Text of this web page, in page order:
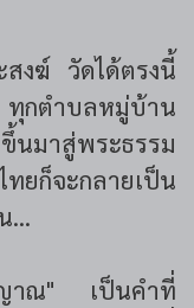
งฆ์ วัดได้ตรงนี้
กตำบลหมู่บ้าน
มาสู่พระธรรม
ก็จะกลายเป็น
...
ญาณ" เป็นคำที่